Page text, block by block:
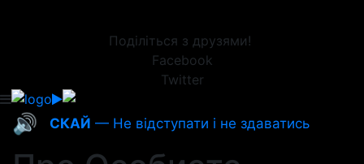
Поділіться з друзями!
Facebook
Twitter
🔊 СКАЙ — Не відступати і не здаватись